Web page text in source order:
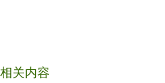
相关内容